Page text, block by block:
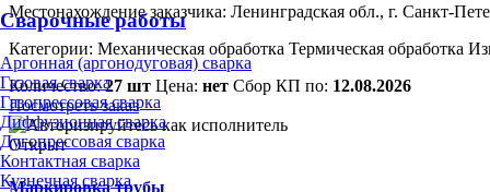
Сварочные работы
Аргонная (аргонодуговая) сварка
Газовая сварка
Газопрессовая сварка
Диффузионная сварка
Дугопрессовая сварка
Контактная сварка
Кузнечная сварка
Местонахождение заказчика: Ленинградская обл., г. Санкт-
Категории: Механическая обработка Термическая обработка
Количество:27 шт Цена: нет Сбор КП по: 12.08.2026
Посмотреть заказ
Открыт
Маркировка трубы